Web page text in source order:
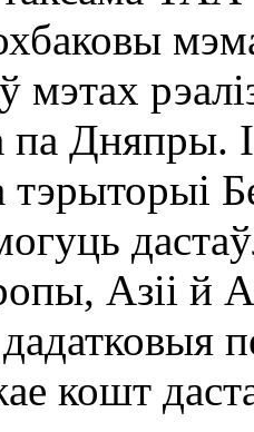
мэтах
па Дняпры.
тэрыторыі
Азіі й
кошт